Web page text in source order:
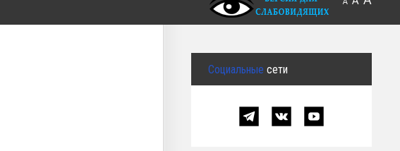
Социальные сети